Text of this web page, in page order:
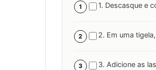
1 1. Descasque e
2 2. Em uma
3
3. Adicione as